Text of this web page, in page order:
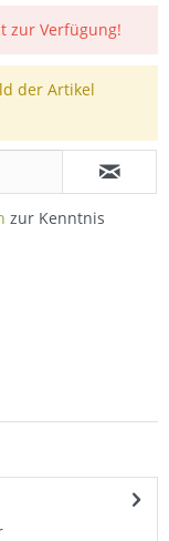
zur Verfügung!
der Artikel
zur Kenntnis